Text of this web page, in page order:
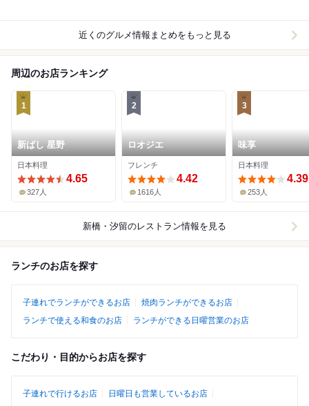
近くのグルメ情報まとめをもっと見る
周辺のお店ランキング
1
新ばし 星野
日本料理
4.65
327人
2
ロオジエ
フレンチ
4.42
1616人
3
味享
日本料理
4.39
253人
新橋・汐留のレストラン情報を見る
ランチのお店を探す
子連れでランチができるお店
焼肉ランチができるお店
ランチで使える和食のお店
ランチができる日曜営業のお店
こだわり・目的からお店を探す
子連れで行けるお店
日曜日も営業しているお店